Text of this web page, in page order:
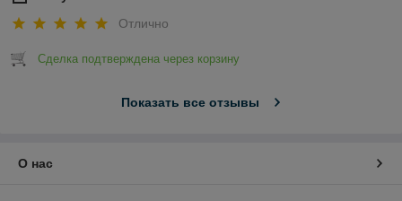
Отлично
Сделка подтверждена через корзину
Показать все отзывы
О нас